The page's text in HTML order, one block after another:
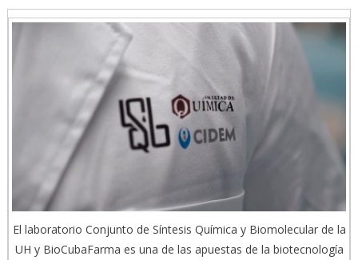
El laboratorio Conjunto de Síntesis Química y Biomolecular de la
UH y BioCubaFarma es una de las apuestas de la biotecnología